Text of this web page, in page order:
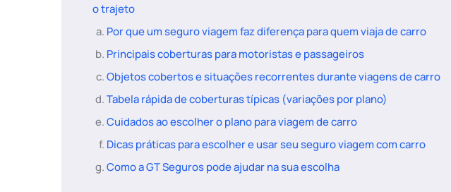
o trajeto
Por que um seguro viagem faz diferença para quem viaja de carro
Principais coberturas para motoristas e passageiros
Objetos cobertos e situações recorrentes durante viagens de carro
Tabela rápida de coberturas típicas (variações por plano)
Cuidados ao escolher o plano para viagem de carro
Dicas práticas para escolher e usar seu seguro viagem com carro
Como a GT Seguros pode ajudar na sua escolha